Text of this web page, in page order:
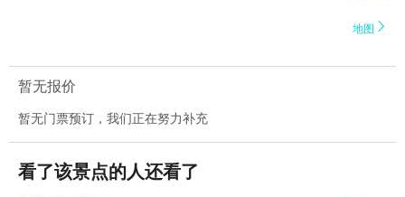
地图 
暂无报价
暂无门票预订，我们正在努力补充
看了该景点的人还看了